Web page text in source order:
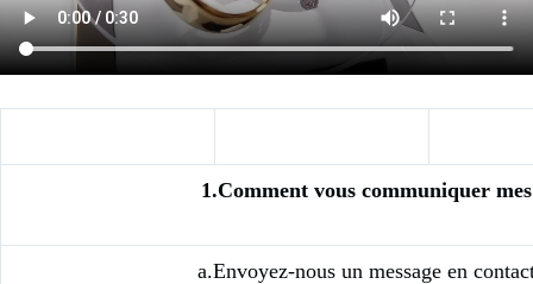
1.Comment vous communiquer
a.Envoyez-nous un message en